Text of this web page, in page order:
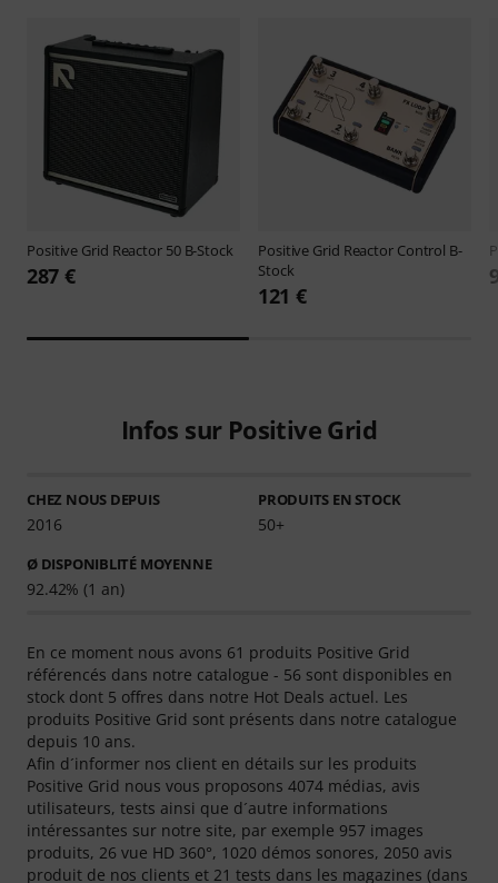
Positive Grid Reactor 50 B-Stock
287 €
Positive Grid Reactor Control B-
Stock
121 €
Infos sur Positive Grid
CHEZ NOUS DEPUIS
2016
PRODUITS EN STOCK
50+
Ø DISPONIBLITÉ MOYENNE
92.42% (1 an)
En ce moment nous avons 61 produits Positive Grid
référencés dans notre catalogue - 56 sont disponibles en
stock dont 5 offres dans notre Hot Deals actuel. Les
produits Positive Grid sont présents dans notre catalogue
depuis 10 ans.
Afin d´informer nos client en détails sur les produits
Positive Grid nous vous proposons 4074 médias, avis
utilisateurs, tests ainsi que d´autre informations
intéressantes sur notre site, par exemple 957 images
produits, 26 vue HD 360°, 1020 démos sonores, 2050 avis
produit de nos clients et 21 tests dans les magazines (dans